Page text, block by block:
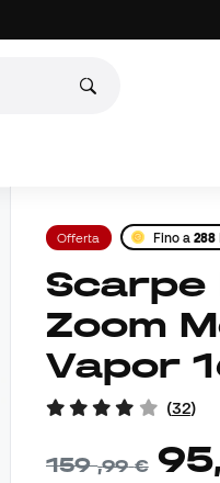
Offerta Fino a288
Scarpe Nike Air
Zoom
Vapor
(32)
159,99 € 95,